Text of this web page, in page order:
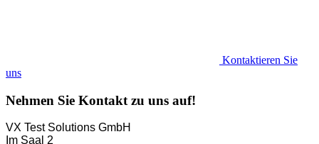
Kontaktieren Sie
uns
Nehmen Sie Kontakt zu uns auf!
VX Test Solutions GmbH
Im Saal 2